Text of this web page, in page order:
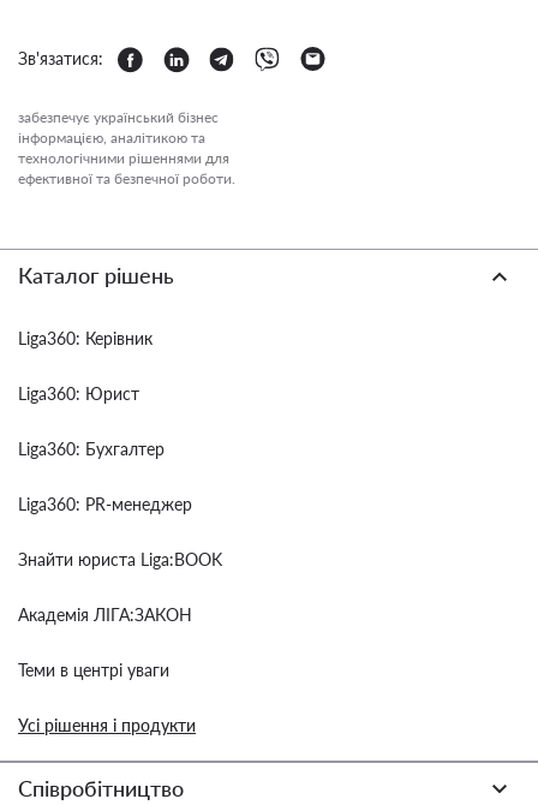
Зв'язатися:
забезпечує український бізнес
інформацією, аналітикою та
технологічними рішеннями для
ефективної та безпечної роботи.
Каталог рішень
Liga360: Керівник
Liga360: Юрист
Liga360: Бухгалтер
Liga360: PR-менеджер
Знайти юриста Liga:BOOK
Академія ЛІГА:ЗАКОН
Теми в центрі уваги
Усі рішення і продукти
Співробітництво